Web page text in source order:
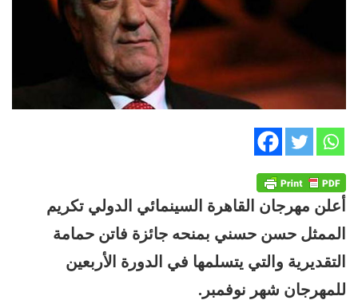
أعلن مهرجان القاهرة السينمائي الدولي تكريم
الممثل حسن حسني بمنحه جائزة فاتن حمامة
التقديرية والتي يتسلمها في الدورة الأربعين
للمهرجان شهر نوفمبر.